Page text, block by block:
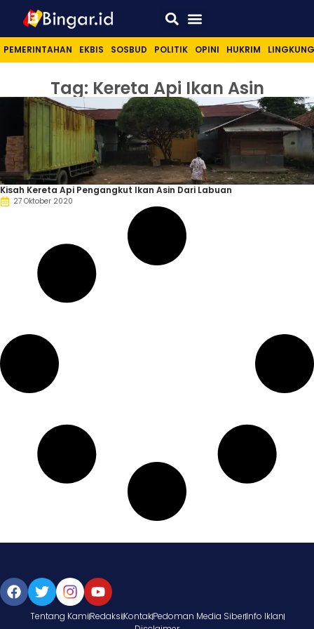
PEMERINTAHAN EKBIS SOSBUD POLITIK OPINI HUKRIM
Tag: Kereta Api Ikan Asin
Kisah Kereta Api Pengangkut Ikan Asin Dari Labuan
27 Oktober 2020
Tentang KamiRedaksiKontakPedoman Media SiberInfo Iklan